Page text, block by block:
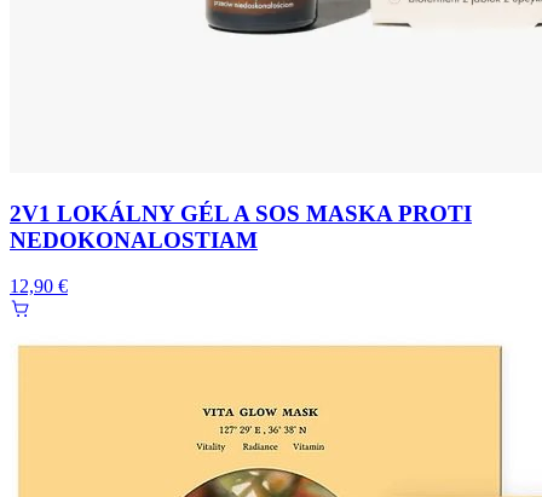
2V1 LOKÁLNY GÉL A SOS MASKA PROTI
NEDOKONALOSTIAM
12,90 €